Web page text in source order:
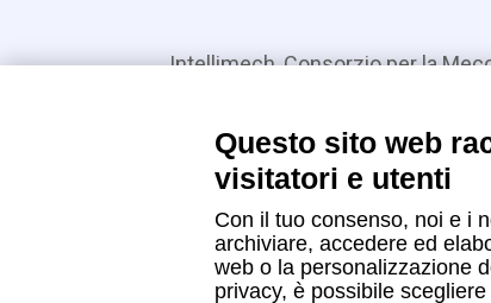
Intellimech, Consorzio per la
info@intellimech.it
Come raggiungerci
Questo sito web
visitatori e utenti
Con il tuo consenso, noi e i
archiviare, accedere ed
web o la personalizzazione
privacy, è possibile